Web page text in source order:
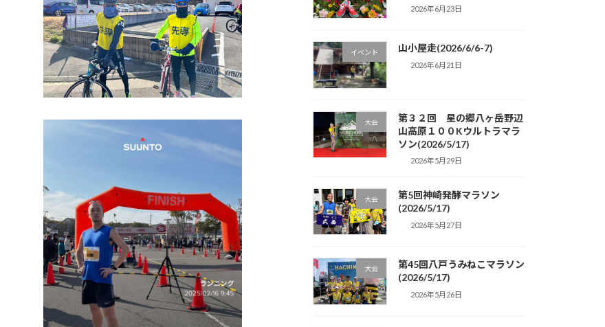
2026年6月23日
イベント 山小屋走(2026/6/6-7)
2026年6月21日
大会
第３２回 星の郷八ヶ岳野辺
山高原１００Kウルトラマラ
ソン(2026/5/17)
2026年5月29日
大会
第5回神崎発酵マラソン
(2026/5/17)
2026年5月27日
大会
第45回八戸うみねこマラソン
(2026/5/17)
2026年5月26日